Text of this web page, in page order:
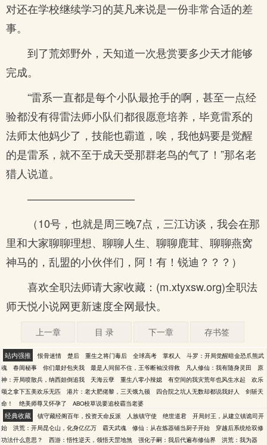
对还在学校继续学习的莫凡来说是一份非常合适的差
事。
到了荒郊野外，天知道一次悬赏要多少天才能够
完成。
“雷系一直都是每个小队最抢手的啊，甚至一点经
验都没有得雷法师小队们都很愿意培养，毕竟雷系的
法师太他妈少了，技能也霸道，唉，我他妈要是觉醒
的是雷系，就不至于成天受那群老鸟的气了！”那名老
猎人说道。
——————————
（10号，也就是周三晚7点，三江访谈，我会在那
里和大家聊聊理想、聊聊人生、聊聊鹿茸、聊聊燕窝
神马的，乱盟的小伙伴们，阿！有！锐迪？？？）
喜欢全职法师请大家收藏：(m.xtyxsw.org)全职法
师天悦小说网更新速度全网最快。
上一章 目 录 下一章 存书签
站内强推 恨骨迷情 楚后 重生之将门毒后 全球高考 掌权人
斗罗：开局觉醒暗金恐爪熊武
魂
春闺秘事 你们最好包夹我 最是人间留不住，王爷断袖没得救 凡人修仙：我有随身灵田
原
神：开局喷散兵，纳西妲倒追我
天海云孽 重生八零小辣媳 有空间的我灾荒年也风生水起
欢乐
颂之拿下五美欢乐无匹
港片：老大肥佬黎，三天饿九顿 四合院之坑人无数却都说我好人
剑斩天
命！
绝美师尊又怀孕了 ABO校草说要追校霸当老婆
经典收藏 镇守藏经阁百年，投资天命反派 人族镇守使 绝世道君
开局封王，从建立镇诡司开
始
洪荒：开局昆仑山，化身亿亿万 霸天武魂 修仙：从在炼器铺当厨子开始
穿越后系统给双修
功法什么意思？
西游：悟性逆天，领悟天罡地煞 强化子嗣：我后代遍布修仙界 洪荒：我为器